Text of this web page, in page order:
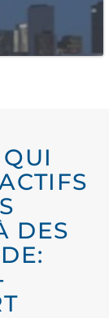
DES